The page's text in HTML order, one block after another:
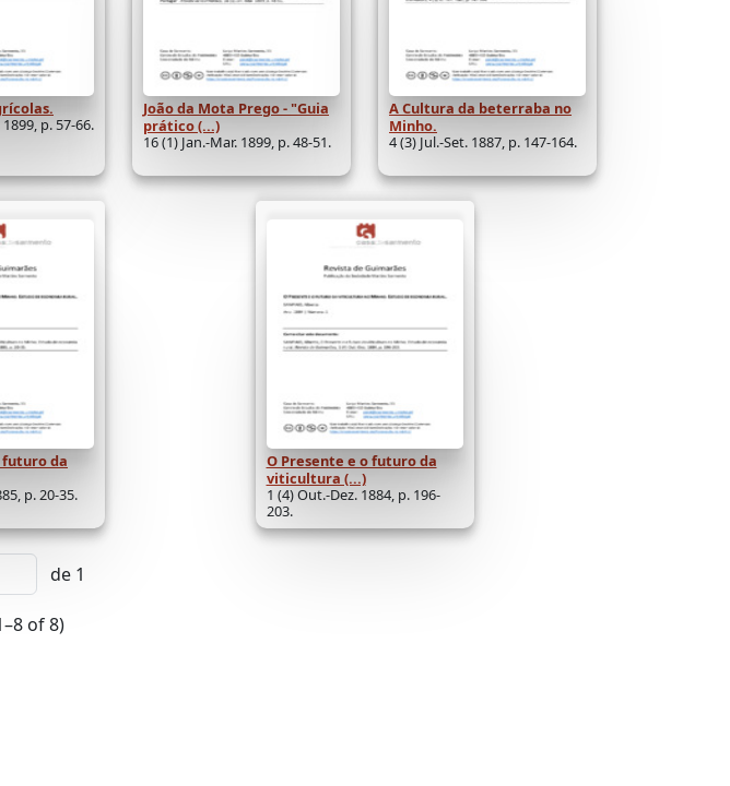
p. 57-66.
João da Mota Prego - "Guia
prático (...)
16 (1) Jan.-Mar. 1899, p. 48-51.
A Cultura da beterraba no
Minho.
4 (3) Jul.-Set. 1887, p. 147-164.
futuro da
p. 20-35.
O Presente e o futuro da
viticultura (...)
1 (4) Out.-Dez. 1884, p. 196-
203.
de 1
of 8)